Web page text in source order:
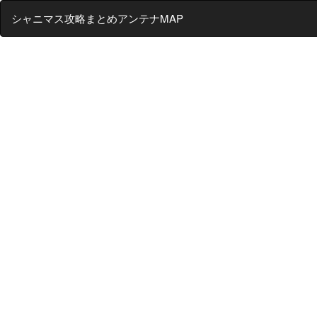
シャニマス攻略まとめアンテナMAP